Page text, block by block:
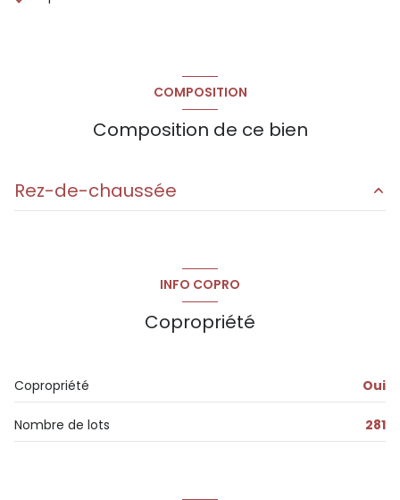
COMPOSITION
Composition de ce bien
Rez-de-chaussée
sdb
INFO COPRO
Copropriété
Copropriété Oui
Nombre de lots 281